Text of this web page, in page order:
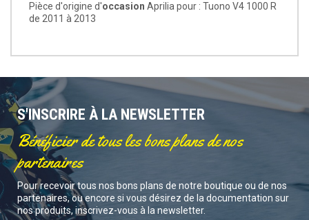
Pièce d'origine d'occasion Aprilia pour : Tuono V4 1000 R
de 2011 à 2013
S'INSCRIRE À LA NEWSLETTER
Bénéficier de tous les bons plans de nos
partenaires
Pour recevoir tous nos bons plans de notre boutique ou de nos
partenaires, ou encore si vous désirez de la documentation sur
nos produits, inscrivez-vous à la newsletter.